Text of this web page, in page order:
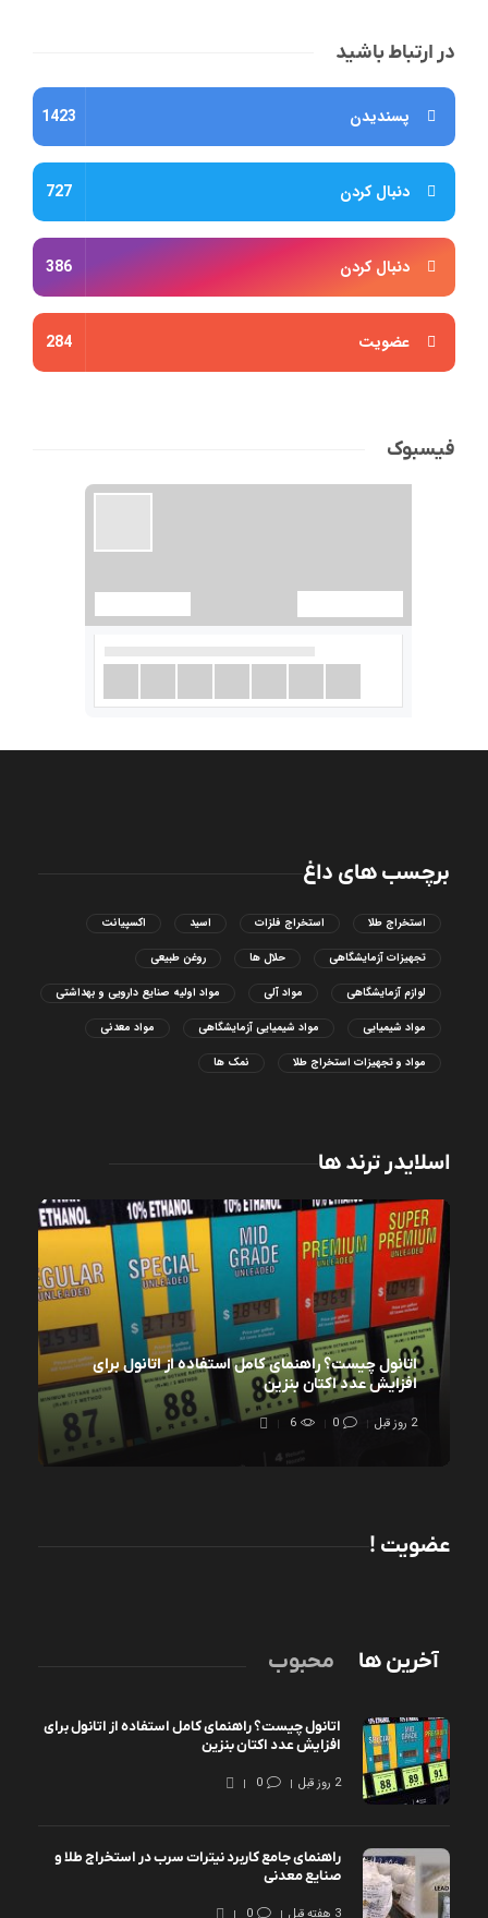
در ارتباط باشید
پسندیدن 1423
دنبال کردن 727
دنبال کردن 386
عضویت 284
فیسبوک
برچسب های داغ
استخراج طلا استخراج فلزات اسید اکسپیانت
تجهیزات آزمایشگاهی حلال ها روغن طبیعی
لوازم آزمایشگاهی مواد آلی مواد اولیه صنایع دارویی و بهداشتی
مواد شیمیایی مواد شیمیایی آزمایشگاهی مواد معدنی
مواد و تجهیزات استخراج طلا نمک ها
اسلایدر ترند ها
اتانول چیست؟ راهنمای کامل استفاده از اتانول برای
افزایش عدد اکتان بنزین
2 روز قبل 0
6
عضویت !
آخرین ها محبوب
اتانول چیست؟ راهنمای کامل استفاده از اتانول برای
افزایش عدد اکتان بنزین
2 روز قبل 0
راهنمای جامع کاربرد نیترات سرب در استخراج طلا و
صنایع معدنی